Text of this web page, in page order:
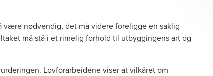
nødvendig, det må videre foreligge en saklig
må stå i et rimelig forhold til utbyggingens art og
Lovforarbeidene viser at vilkåret om